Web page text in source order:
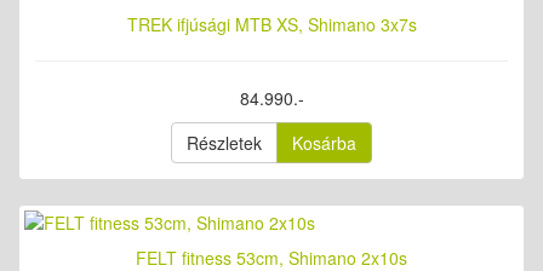
TREK ifjúsági MTB XS, Shimano 3x7s
84.990.-
Részletek
Kosárba
FELT fitness 53cm, Shimano 2x10s